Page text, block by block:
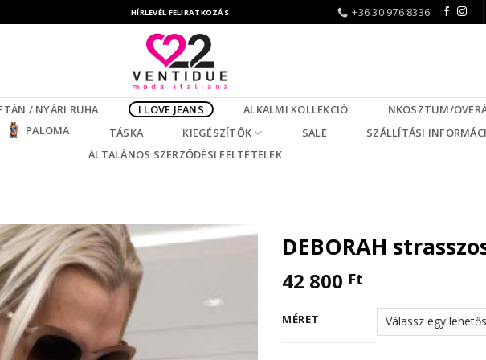
HÍRLEVÉL FELIRATKOZÁS +36 30 976 8336
/ NYÁRI RUHA I LOVE JEANS ALKALMI KOLLEKCIÓ NKOSZTÜM/
PALOMA TÁSKA KIEGÉSZÍTŐK SALE SZÁLLÍTÁSI
ÁLTALÁNOS SZERZŐDÉSI FELTÉTELEK
DEBORAH
42 800 Ft
MÉRET